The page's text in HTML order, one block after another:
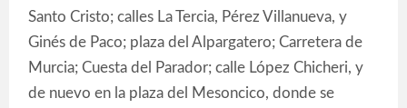
Santo Cristo; calles La Tercia, Pérez Villanueva, y
Ginés de Paco; plaza del Alpargatero; Carretera de
Murcia; Cuesta del Parador; calle López Chicheri, y
de nuevo en la plaza del Mesoncico, donde se